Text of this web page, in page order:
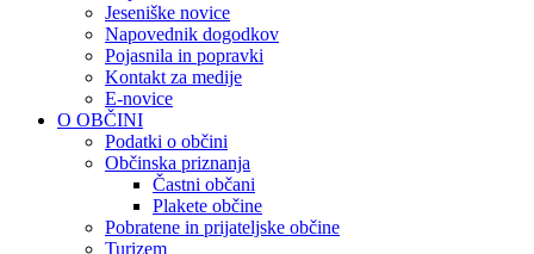
Jeseniške novice
Napovednik dogodkov
Pojasnila in popravki
Kontakt za medije
E-novice
O OBČINI
Podatki o občini
Občinska priznanja
Častni občani
Plakete občine
Pobratene in prijateljske občine
Turizem